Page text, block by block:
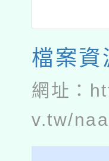
檔案資
網址：
v.tw/